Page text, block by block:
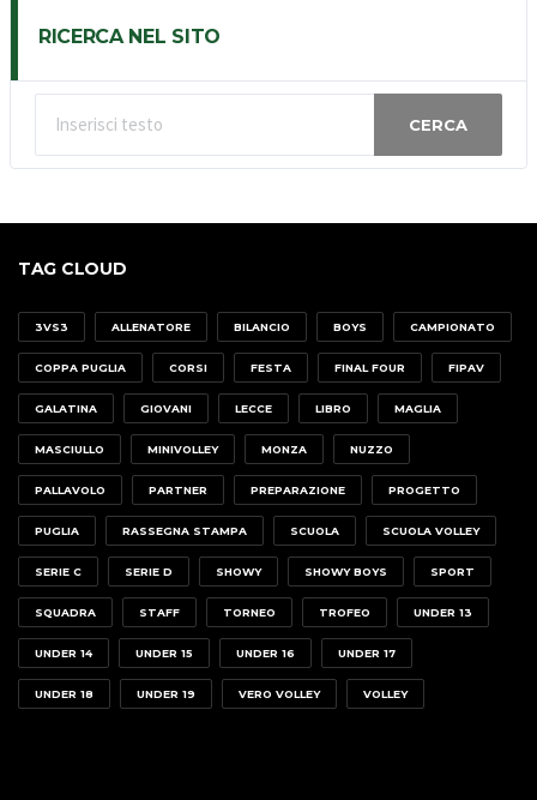
RICERCA NEL SITO
CERCA
TAG CLOUD
3VS3 ALLENATORE BILANCIO BOYS CAMPIONATO
COPPA PUGLIA CORSI FESTA FINAL FOUR FIPAV
GALATINA GIOVANI LECCE LIBRO MAGLIA
MASCIULLO MINIVOLLEY MONZA NUZZO
PALLAVOLO PARTNER PREPARAZIONE PROGETTO
PUGLIA RASSEGNA STAMPA SCUOLA SCUOLA VOLLEY
SERIE C SERIE D SHOWY SHOWY BOYS SPORT
SQUADRA STAFF TORNEO TROFEO UNDER 13
UNDER 14 UNDER 15 UNDER 16 UNDER 17
UNDER 18 UNDER 19 VERO VOLLEY VOLLEY